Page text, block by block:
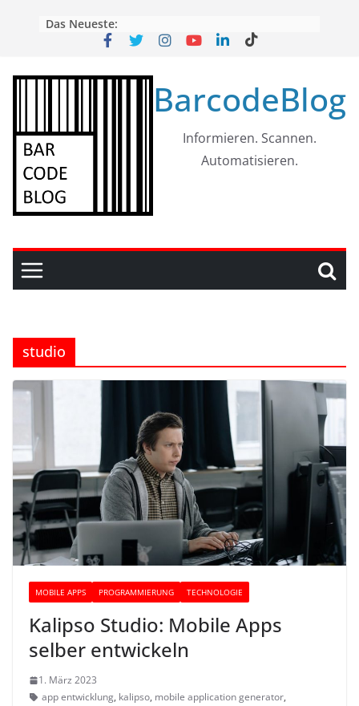
Das Neueste:
BarcodeBlog
Informieren. Scannen.
Automatisieren.
studio
MOBILE APPS PROGRAMMIERUNG TECHNOLOGIE
Kalipso Studio: Mobile Apps
selber entwickeln
1. März 2023
app entwicklung, kalipso, mobile application generator,